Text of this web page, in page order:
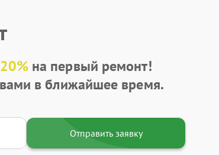
на первый ремонт!
в ближайшее время.
Отправить заявку